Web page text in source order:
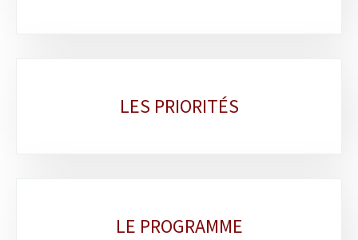
LES PRIORITÉS
LE PROGRAMME